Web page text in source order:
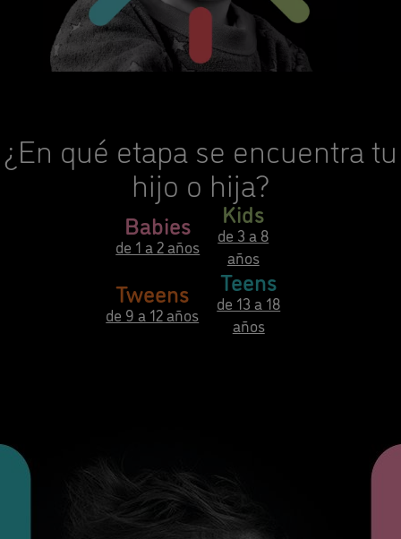
¿En qué etapa se encuentra tu
hijo o hija?
Babies
de 1 a 2 años
Kids
de 3 a 8
años
Tweens
de 9 a 12 años
Teens
de 13 a 18
años